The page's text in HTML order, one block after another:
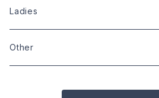
Size:S
Size:S
Size:M
Size:L
Size:L
Size:M
Ladies
Other
Other